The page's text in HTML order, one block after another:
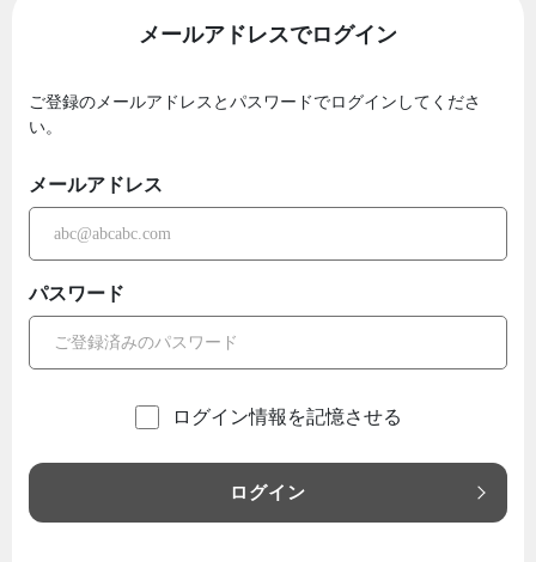
メールアドレスでログイン
ご登録のメールアドレスとパスワードでログインしてくださ
い。
メールアドレス
パスワード
ログイン情報を記憶させる
ログイン